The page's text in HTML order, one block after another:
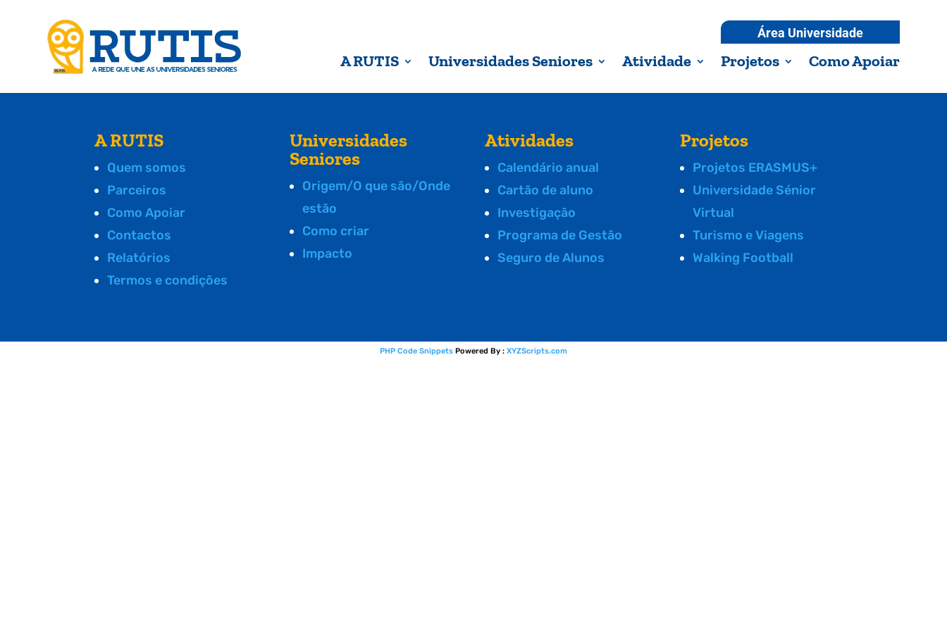
Área Universidade
A RUTIS Universidades Seniores Atividade Projetos Como Apoiar
A RUTIS
Quem somos
Parceiros
Como Apoiar
Contactos
Relatórios
Termos e condições
Universidades
Seniores
Origem/O que são/Onde
estão
Como criar
Impacto
Atividades
Calendário anual
Cartão de aluno
Investigação
Programa de Gestão
Seguro de Alunos
Projetos
Projetos ERASMUS+
Universidade Sénior
Virtual
Turismo e Viagens
Walking Football
PHP Code Snippets Powered By : XYZScripts.com